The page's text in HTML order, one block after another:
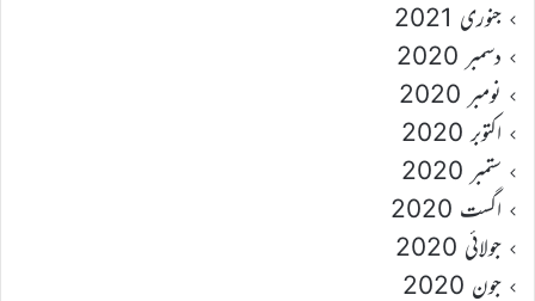
جنوری 2021
دسمبر 2020
نومبر 2020
اکتوبر 2020
ستمبر 2020
اگست 2020
جولائی 2020
جون 2020